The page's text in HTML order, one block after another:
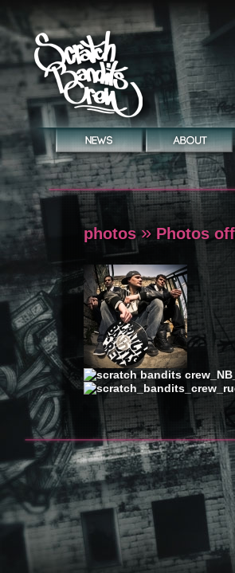
photos » Photos